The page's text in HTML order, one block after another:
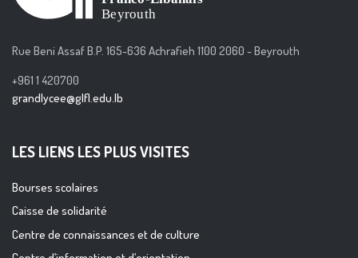
Rue Beni Assaf B.P. 165-636 Achrafieh 1100 2060 - Beyrouth
+961 1 420700
grandlycee@glfl.edu.lb
LES LIENS LES PLUS VISITES
Bourses scolaires
Caisse de solidarité
Centre de connaissances et de culture